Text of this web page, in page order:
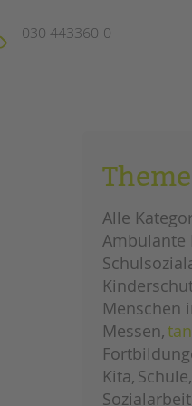
Impressum
Datenschutz
Intranet
schließen
030 443360-0
Suchen
Alle
Ambulante
Menschen
Messen
Kita Schule
Sozialarbeit